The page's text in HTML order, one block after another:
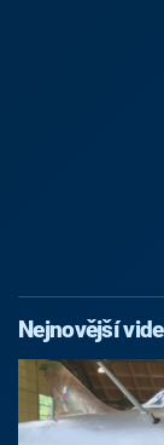
Nejnovější